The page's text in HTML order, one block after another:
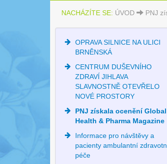
NACHÁZÍTE SE: ÚVOD PNJ
OPRAVA SILNICE NA ULICI
BRNĚNSKÁ
CENTRUM DUŠEVNÍHO
ZDRAVÍ JIHLAVA
SLAVNOSTNĚ OTEVŘELO
NOVÉ PROSTORY
PNJ získala ocenění Global
Health & Pharma Magazine
Informace pro návštěvy a
pacienty ambulantní
péče